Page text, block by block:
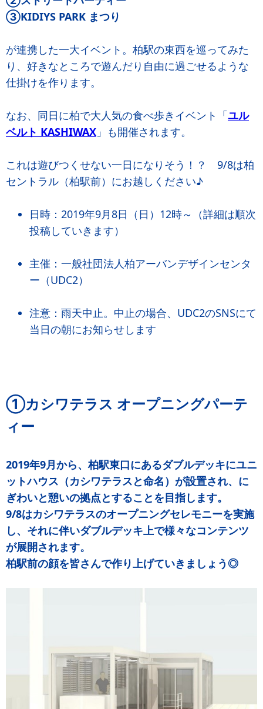
③KIDIYS PARK まつり
が連携した一大イベント。柏駅の東西を巡ってみた
り、好きなところで遊んだり自由に過ごせるような
仕掛けを作ります。
なお、同日に柏で大人気の食べ歩きイベント「ユル
ベルト KASHIWAX 」も開催されます。
これは遊びつくせない一日になりそう！？ 9/8は柏
セントラル（柏駅前）にお越しください♪
日時：2019年9月8日（日）12時～（詳細は順次
投稿していきます）
主催：一般社団法人柏アーバンデザインセンタ
ー（UDC2）
注意：雨天中止。中止の場合、UDC2のSNSにて
当日の朝にお知らせします
①カシワテラス オープニングパーテ
ィー
2019年9月から、柏駅東口にあるダブルデッキにユニ
ットハウス（カシワテラスと命名）が設置され、に
ぎわいと憩いの拠点とすることを目指します。
9/8はカシワテラスのオープニングセレモニーを実施
し、それに伴いダブルデッキ上で様々なコンテンツ
が展開されます。
柏駅前の顔を皆さんで作り上げていきましょう◎